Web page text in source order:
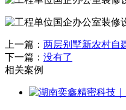
上一篇： 两层别墅新农村自
下一篇： 没有了
相关案例